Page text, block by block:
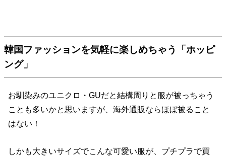
韓国ファッションを気軽に楽しめちゃう「ホッピ
ング」
お馴染みのユニクロ・GUだと結構周りと服が被っちゃう
ことも多いかと思いますが、海外通販ならほぼ被ること
はない！
しかも大きいサイズでこんな可愛い服が、プチプラで買